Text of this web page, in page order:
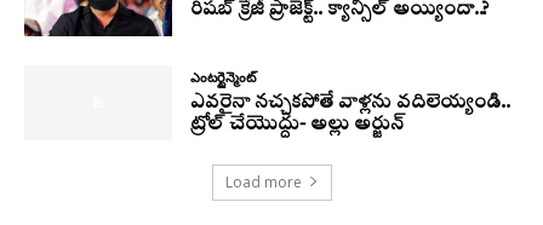
రిషబ్ క్రేజీ ప్రాజెక్ట్.. క్యాన్సిల్ అయ్యిందా..?
ఎంటర్టైన్మెంట్
ఎవరైనా నచ్చకపోతే వాళ్లను వదిలెయ్యండి..
ట్రోల్ చేయొద్దు- అల్లు అర్జున్
Load more